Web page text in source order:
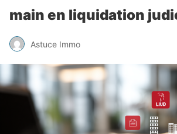
main en liquidation
Astuce Immo